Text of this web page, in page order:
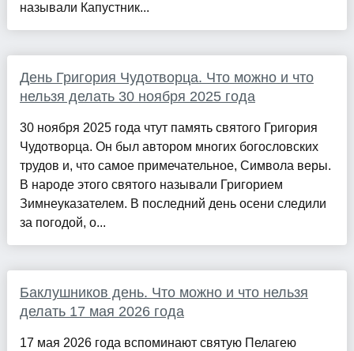
называли Капустник...
День Григория Чудотворца. Что можно и что
нельзя делать 30 ноября 2025 года
30 ноября 2025 года чтут память святого Григория
Чудотворца. Он был автором многих богословских
трудов и, что самое примечательное, Символа веры.
В народе этого святого называли Григорием
Зимнеуказателем. В последний день осени следили
за погодой, о...
Баклушников день. Что можно и что нельзя
делать 17 мая 2026 года
17 мая 2026 года вспоминают святую Пелагею